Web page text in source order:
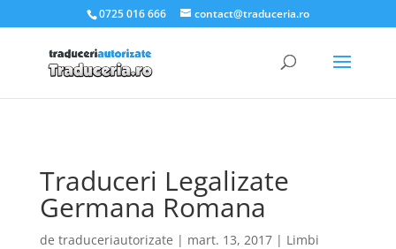
.et_pb_slider_container_inner { padding:0; }
0725 016 666 contact@traduceria.ro
Traduceri Legalizate
Germana Romana
de traduceriautorizate | mart. 13, 2017| Limbi